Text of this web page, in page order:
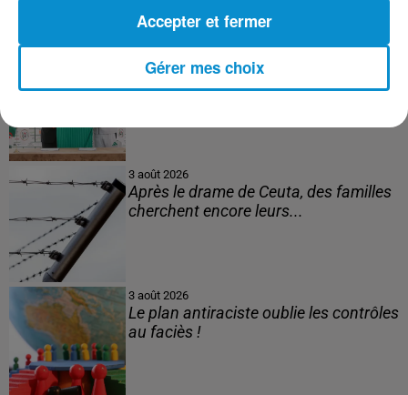
Le banc des Verts va changer de main
!
3 août 2026
Après le drame de Ceuta, des familles
cherchent encore leurs...
3 août 2026
Le plan antiraciste oublie les contrôles
au faciès !
Gérer mes choix
Accepter et fermer